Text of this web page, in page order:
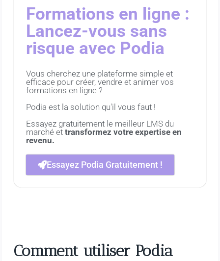
Formations en ligne :
Lancez-vous sans
risque avec Podia
Vous cherchez une plateforme simple et
efficace pour créer, vendre et animer vos
formations en ligne ?
Podia est la solution qu'il vous faut !
Essayez gratuitement le meilleur LMS du
marché ettransformez votre expertise en
revenu.
Essayez Podia Gratuitement !
Comment utiliser Podia